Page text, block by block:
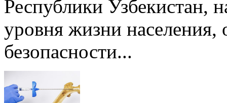
Республики Узбекистан,
уровня жизни населения,
безопасности...